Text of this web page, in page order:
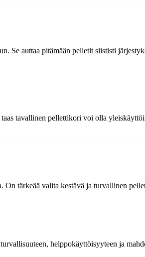
auttaa pitämään pelletit siististi
tavallinen pellettikori voi olla
tärkeää valita kestävä ja turvallinen
helppokäyttöisyyteen ja